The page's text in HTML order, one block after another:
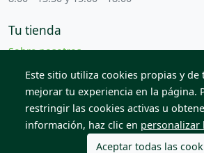
Tu tienda
Sobre nosotros
Términos y condiciones
Contacta con nosotros
© 2026 Todos los derechos
2012 S.L.
Este sitio utiliza cookies propias y de
mejorar tu experiencia en la página.
restringir las cookies activas u
información, haz clic en personalizar
Aceptar todas las